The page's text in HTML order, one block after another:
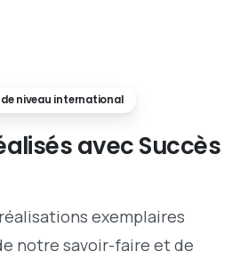
de niveau international
avecSuccès
exemplaires
notre savoir-faire et de